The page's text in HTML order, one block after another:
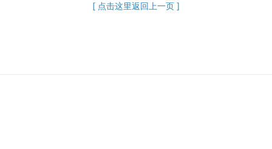
[ 点击这里返回上一页 ]